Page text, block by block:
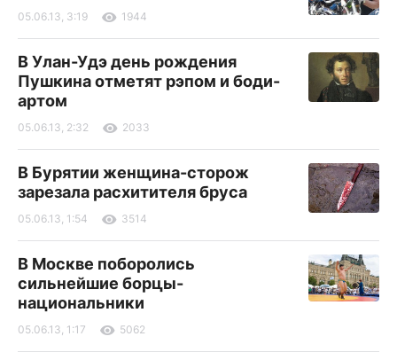
05.06.13, 3:19 1944
В Улан-Удэ день рождения
Пушкина отметят рэпом и боди-
артом
05.06.13, 2:32 2033
В Бурятии женщина-сторож
зарезала расхитителя бруса
05.06.13, 1:54 3514
В Москве поборолись
сильнейшие борцы-
национальники
05.06.13, 1:17 5062